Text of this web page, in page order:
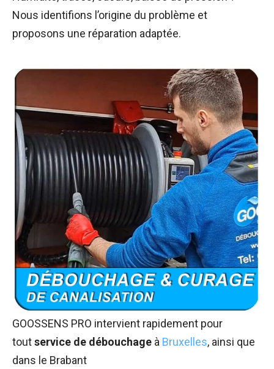
Nous identifions l’origine du problème et
proposons une réparation adaptée.
GOOSSENS PRO intervient rapidement pour
toutservice de débouchage à Bruxelles, ainsi que
dans le Brabant